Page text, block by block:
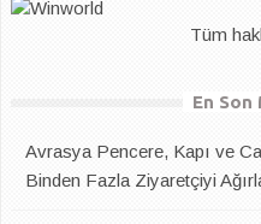
Tüm
En
Avrasya Pencere, Kapı ve
Binden Fazla Ziyaretçiyi